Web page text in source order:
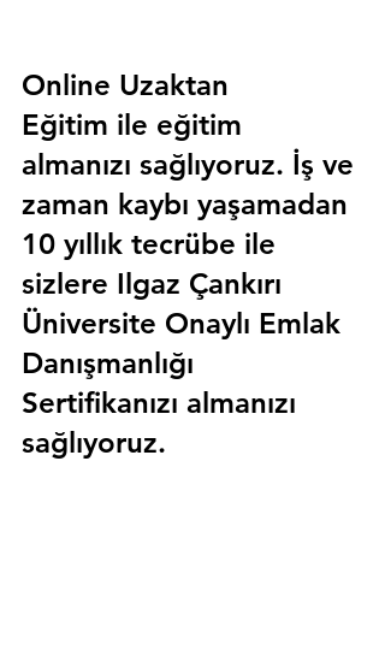
Online Uzaktan
Eğitim ile eğitim
almanızı sağlıyoruz. İş ve
zaman kaybı yaşamadan
10 yıllık tecrübe ile
sizlere Ilgaz Çankırı
Üniversite Onaylı Emlak
Danışmanlığı
Sertifikanızı almanızı
sağlıyoruz.